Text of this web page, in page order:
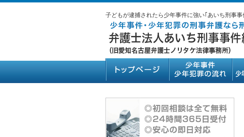
子どもが逮捕されたら少年事件に強い｢あいち刑事